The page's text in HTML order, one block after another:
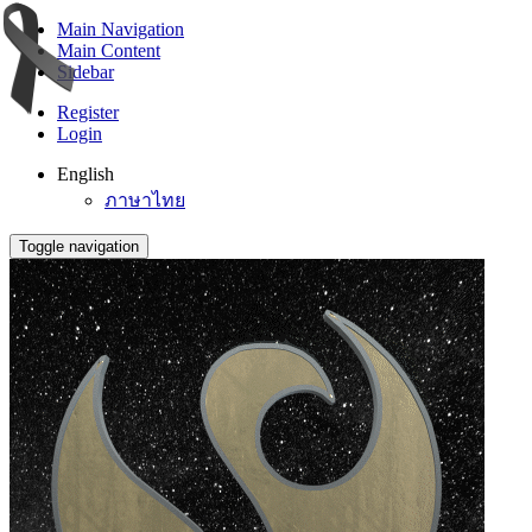
Main Navigation
Main Content
Sidebar
Register
Login
English
ภาษาไทย
Toggle navigation